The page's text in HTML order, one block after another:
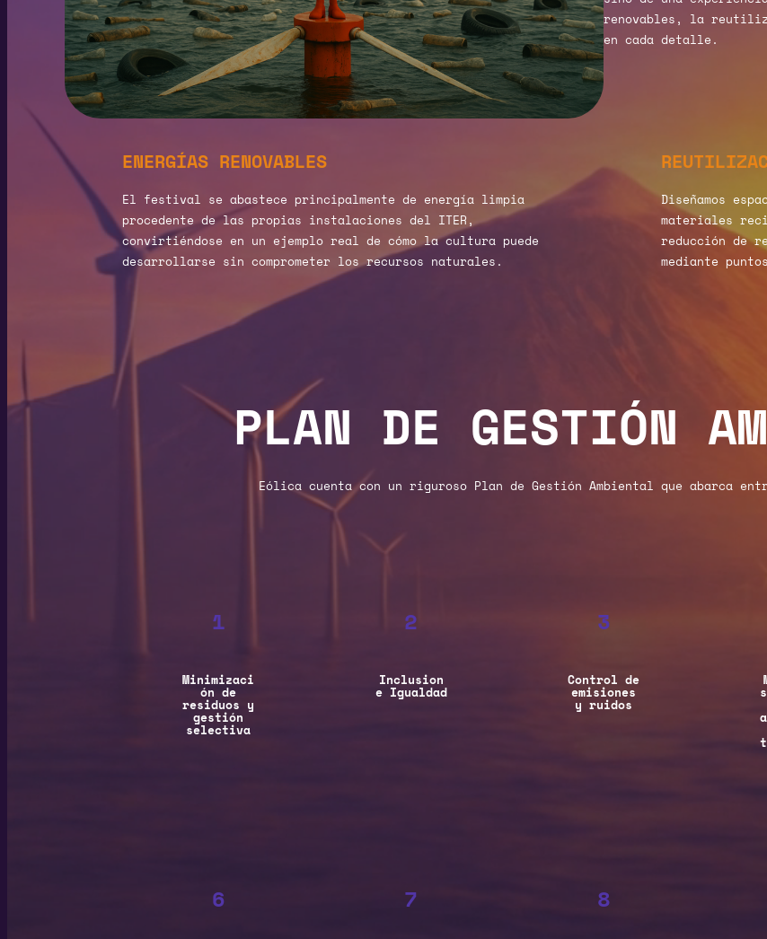
renovables, la
en cada detalle.
ENERGÍAS RENOVABLES
El festival se abastece principalmente de energía limpia
procedente de las propias instalaciones del ITER,
convirtiéndose en un ejemplo real de cómo la cultura puede
desarrollarse sin comprometer los recursos naturales.
Diseñamos
materiales
reducción de
mediante
PLAN DE GESTIÓN
Eólica cuenta con un riguroso Plan de Gestión Ambiental que abarca
1
Minimizaci
ón de
residuos y
gestión
selectiva
2
Inclusion
e Igualdad
3
Control de
emisiones
y ruidos
6 7 8